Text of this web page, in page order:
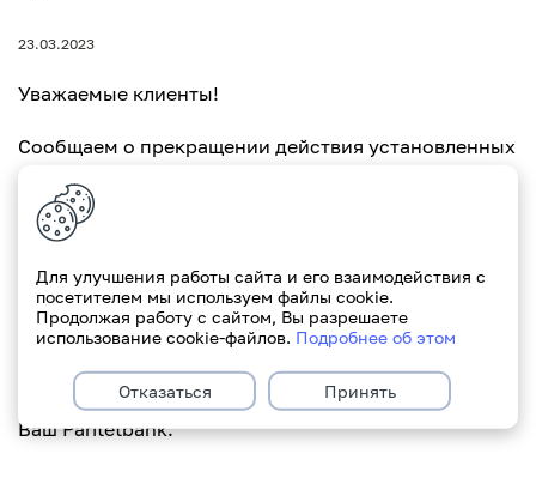
23.03.2023
Уважаемые клиенты!
Сообщаем о прекращении действия установленных
наличных денежных средств в долларах США и
евро с текущих (расчетных) банковских счетов
банковских счетов, доступ к которым
обеспечивается при использовании банковских
платежных карточек). Изменения вступают в силу с
24.03.2023.
Ваш Paritetbank.
Для улучшения работы сайта и его взаимодействия с
посетителем мы используем файлы cookie.
Продолжая работу с сайтом, Вы разрешаете
использование cookie-файлов. Подробнее об этом
Отказаться Принять